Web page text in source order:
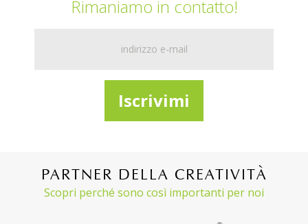
Rimaniamo in contatto!
PARTNER DELLA CREATIVITÀ
Scopri perché sono così importanti per noi